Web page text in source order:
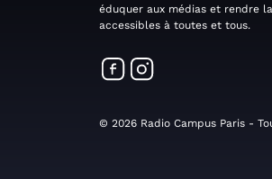
éduquer aux médias et rendre
accessibles à toutes et tous.
© 2026 Radio Campus Paris -